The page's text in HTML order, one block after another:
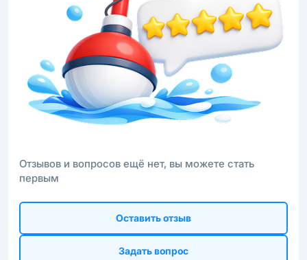
Отзывов и вопросов ещё нет, вы можете стать
первым
Оставить отзыв
Задать вопрос